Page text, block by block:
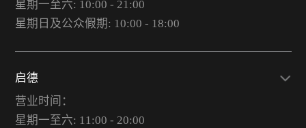
星期一至六: 10:00 - 21:00
星期日及公众假期: 10:00 - 18:00
启德
营业时间：
星期一至六: 11:00 - 20:00